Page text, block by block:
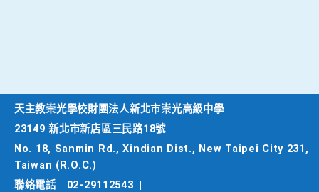
天主教崇光學校財團法人新北市崇光高級中學
23149 新北市新店區三民路18號
No. 18, Sanmin Rd., Xindian Dist., New Taipei City 231,
Taiwan (R.O.C.)
聯絡電話
02-29112543